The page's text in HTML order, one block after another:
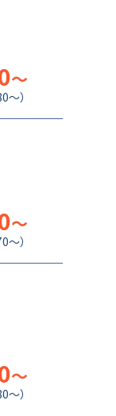
等部
～
～）
～
～）
～
～）